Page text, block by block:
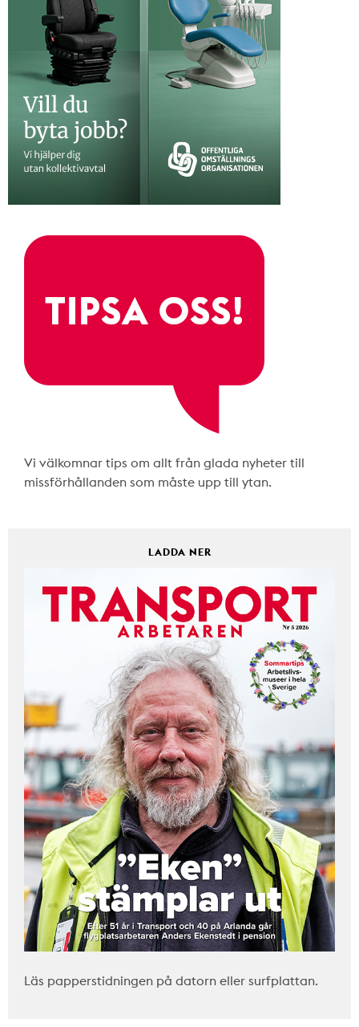
Vi välkomnar tips om allt från glada nyheter till
missförhållanden som måste upp till ytan.
LADDA NER
Läs papperstidningen på datorn eller surfplattan.